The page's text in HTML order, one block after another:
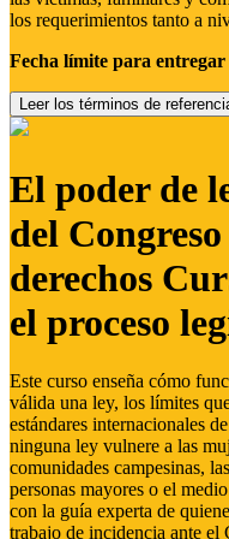
los requerimientos tanto a
Fecha límite para
Leer los términos de
El poder de
del
derechos
el proceso
Este curso enseña cómo
válida una ley, los límites
estándares internacionales
ninguna ley vulnere a las
comunidades campesinas,
personas mayores o el
con la guía experta de
trabajo de incidencia ante el